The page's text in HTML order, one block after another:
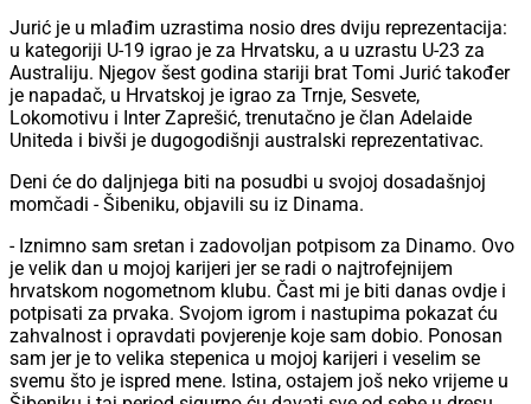
Jurić je u mlađim uzrastima nosio dres dviju reprezentacija:
u kategoriji U-19 igrao je za Hrvatsku, a u uzrastu U-23 za
Australiju. Njegov šest godina stariji brat Tomi Jurić također
je napadač, u Hrvatskoj je igrao za Trnje, Sesvete,
Lokomotivu i Inter Zaprešić, trenutačno je član Adelaide
Uniteda i bivši je dugogodišnji australski reprezentativac.
Deni će do daljnjega biti na posudbi u svojoj dosadašnjoj
momčadi - Šibeniku, objavili su iz Dinama.
- Iznimno sam sretan i zadovoljan potpisom za Dinamo. Ovo
je velik dan u mojoj karijeri jer se radi o najtrofejnijem
hrvatskom nogometnom klubu. Čast mi je biti danas ovdje i
potpisati za prvaka. Svojom igrom i nastupima pokazat ću
zahvalnost i opravdati povjerenje koje sam dobio. Ponosan
sam jer je to velika stepenica u mojoj karijeri i veselim se
svemu što je ispred mene. Istina, ostajem još neko vrijeme u